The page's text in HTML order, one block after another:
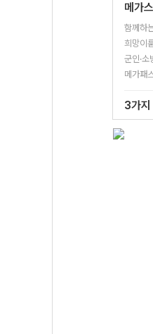
메가
함께하
희망이
군인·소
메가패
3가지